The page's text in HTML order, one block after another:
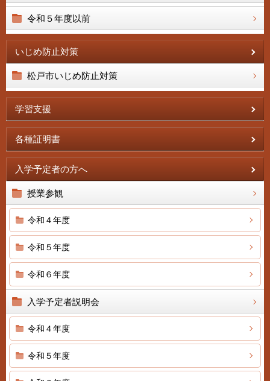
令和５年度以前
いじめ防止対策
松戸市いじめ防止対策
学習支援
各種証明書
入学予定者の方へ
授業参観
令和４年度
令和５年度
令和６年度
入学予定者説明会
令和４年度
令和５年度